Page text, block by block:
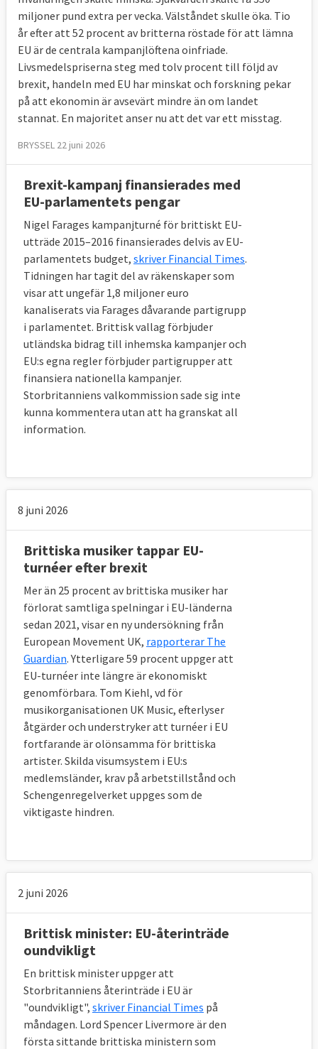
Storbritannien. Brittiska domstolar kan
rådfråga EU-domstolen om vägledning under
en period på åtta år.
En delfråga som man ännu inte enats om är
huruvida brittiska medborgare som bor i ett
EU-land i dag ska kunna flytta till ett annat
EU-land under samma förutsättningar som i
dag.
När övergångsperioden löper ut i slutet av
2020 väntas den fria rörligheten för EU-
medborgare i Storbritannien upphöra.
8. Hur mycket måste Storbritannien
betala vid utträdet?
Uppskattningsvis 460 miljarder kronor.
Som EU-land har Storbritannien åtagit sig att
betala sin medlemsavgift fram till december
2020 i olika projekt som ibland sträcker sig
långt fram i tiden. Landet är även garant för
många EU-lån som i vissa fall löper ut om
30-40 år.
Förhandlarna har enats om att Storbritannien
ska uppfylla alla de åtaganden man gjort
utvecklingsfonden. Britterna uppskattar att
kronor. För att sätta det i perspektiv
beräknas Storbritanniens offentliga utgifter
2017 bli motsvarande 8 340 miljarder kronor.
Den totala brittiska EU-skulden uppgår med
andra ord till drygt fem procent av landets
utgifter för ett år.
9. Hur se övergångsperioden ut?
Alla EU-regler fortsätter att gälla för
Storbritannien men landets företrädare
försvinner från EU-institutionerna och får
inget formellt inflytande.
EU och Storbritannien har på brittisk
begäran enats om att en övergångsperiod
ska pågå från det formella utträdet. Detta för
företag och myndigheter ska få tillräcklig tid
att ställa om.
Enligt avtalet ska övergångsperioden löpa ut
31 december 2020. Under den tiden kommer
alla nuvarande EU-regler gälla för
Storbritannien som även måste betala in till
EU-budgeten och lyda nya EU-lagar. Dock
försvinner alla brittiska företrädare och
politiker från EU-institutionerna och
lagstiftningsprocessen.
miljoner pund extra per vecka. Välståndet skulle öka. Tio
år efter att 52 procent av britterna röstade för att lämna
EU är de centrala kampanjlöftena oinfriade.
Livsmedelspriserna steg med tolv procent till följd av
brexit, handeln med EU har minskat och forskning pekar
på att ekonomin är avsevärt mindre än om landet
stannat. En majoritet anser nu att det var ett misstag.
BRYSSEL 22 juni 2026
Brexit-kampanj finansierades med
EU-parlamentets pengar
Nigel Farages kampanjturné för brittiskt EU-
utträde 2015–2016 finansierades delvis av EU-
parlamentets budget, skriver Financial Times.
Tidningen har tagit del av räkenskaper som
visar att ungefär 1,8 miljoner euro
kanaliserats via Farages dåvarande partigrupp
i parlamentet. Brittisk vallag förbjuder
utländska bidrag till inhemska kampanjer och
EU:s egna regler förbjuder partigrupper att
finansiera nationella kampanjer.
Storbritanniens valkommission sade sig inte
kunna kommentera utan att ha granskat all
information.
8 juni 2026
Brittiska musiker tappar EU-
turnéer efter brexit
Mer än 25 procent av brittiska musiker har
förlorat samtliga spelningar i EU-länderna
sedan 2021, visar en ny undersökning från
European Movement UK, rapporterar The
Guardian. Ytterligare 59 procent uppger att
EU-turnéer inte längre är ekonomiskt
genomförbara. Tom Kiehl, vd för
musikorganisationen UK Music, efterlyser
åtgärder och understryker att turnéer i EU
fortfarande är olönsamma för brittiska
artister. Skilda visumsystem i EU:s
medlemsländer, krav på arbetstillstånd och
Schengenregelverket uppges som de
viktigaste hindren.
2 juni 2026
Brittisk minister: EU-återinträde
oundvikligt
En brittisk minister uppger att
Storbritanniens återinträde i EU är
"oundvikligt", skriver Financial Times på
måndagen. Lord Spencer Livermore är den
första sittande brittiska ministern som